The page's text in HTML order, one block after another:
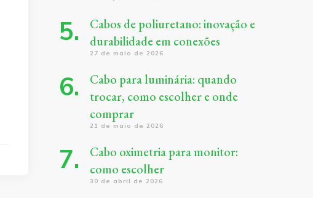
Cabos de poliuretano: inovação e
durabilidade em conexões
27 de maio de 2026
Cabo para luminária: quando
trocar, como escolher e onde
comprar
21 de maio de 2026
Cabo oximetria para monitor:
como escolher
30 de abril de 2026